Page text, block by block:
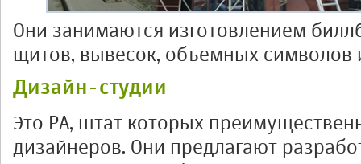
Они занимаются изготовлением
щитов, вывесок, объемных символов
Дизайн-студии
Это РА, штат которых
дизайнеров. Они предлагают